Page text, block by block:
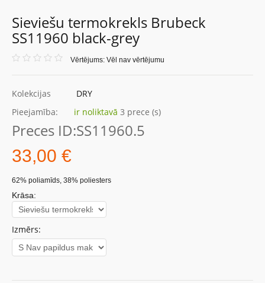
Sieviešu termokrekls Brubeck
SS11960 black-grey
Vērtējums: Vēl nav vērtējumu
Kolekcijas
DRY
Pieejamība:
ir noliktavā 3 prece (s)
Preces ID:SS11960.5
33,00 €
62% poliamīds, 38% poliesters
Krāsa:
Izmērs: